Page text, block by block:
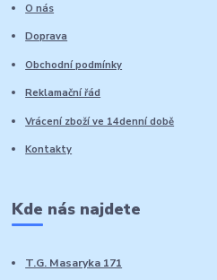
O nás
Doprava
Obchodní podmínky
Reklamační řád
Vrácení zboží ve 14denní době
Kontakty
Kde nás najdete
T.G. Masaryka 171